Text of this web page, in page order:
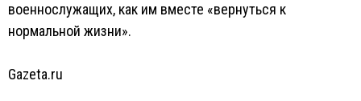
военнослужащих, как им вместе «вернуться к
нормальной жизни».
Gazeta.ru